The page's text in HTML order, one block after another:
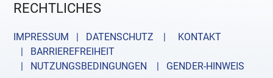
RECHTLICHES
IMPRESSUM | DATENSCHUTZ |
KONTAKT
| BARRIEREFREIHEIT
| NUTZUNGSBEDINGUNGEN
| GENDER-HINWEIS